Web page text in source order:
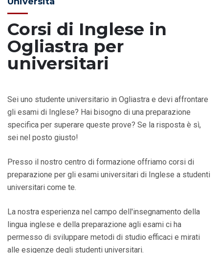
Corsi di Inglese in
Ogliastra per
universitari
Sei uno studente universitario in Ogliastra e devi affrontare
gli esami di Inglese? Hai bisogno di una preparazione
specifica per superare queste prove? Se la risposta è sì,
sei nel posto giusto!
Presso il nostro centro di formazione offriamo corsi di
preparazione per gli esami universitari di Inglese a studenti
universitari come te.
La nostra esperienza nel campo dell'insegnamento della
lingua inglese e della preparazione agli esami ci ha
permesso di sviluppare metodi di studio efficaci e mirati
alle esigenze degli studenti universitari.